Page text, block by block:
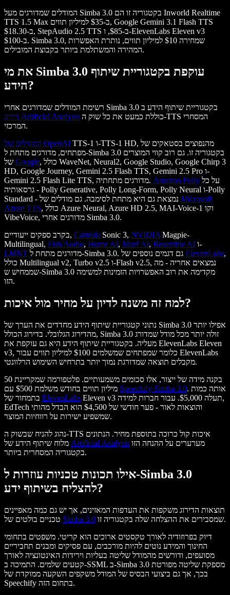
המודלים שמדורגים מעל Simba 3.0 בקטגוריה זו הם Inworld Realtime
TTS 1.5 Max ב-$35 למיליון תווים, Google Gemini 3.1 Flash TTS
ב-$18.30, StepAudio 2.5 TTS ב-$85, ו-ElevenLabs Eleven v3
ב-$100. Simba 3.0, שמחירה $10 למיליון תווים, נותרת האפשרות
המהירה והמשתלמת ביותר בקבוצת המובילים.
את מי Simba 3.0 עוקפת בקטגוריית שיתוף
הידע?
רשימת המודלים שמדורגים אחרי Simba 3.0 בקטגוריית שיתוף הידע ב
דירוג Artificial Analysis
המרכזי.
המודלים של OpenAI TTS-1 ו-TTS-1 HD, מהנפוצים בסטאקים של
מפתחים, מדורגים מתחת ל-Simba 3.0 בקטגוריה זו. גם רוב קווי המוצרים
Google, כולל WaveNet, Neural2, Google Studio, Google Chirp 3
HD, Google Journey, Gemini 2.5 Flash TTS, Gemini 2.5 Pro ו-
Gemini 2.5 Flash Lite TTS, מדורגים מתחתיה. Amazon Polly
גרסאותיה - Polly Generative, Polly Long-Form, Polly Neural ו-Polly
Microsoft
Azure TTS, כולל Azure Neural, Azure HD 2.5, MAI-Voice-1 וקו
VibeVoice, מדורגים אחרי Simba 3.0.
בקרב ספקים ייעודיים, Cartesia Sonic 3, NVIDIA Magpie-
Multilingual, Fish Audio, Hume AI, Murf AI, Resemble AI ו-
LMNT
ElevenLabs,
כולל Multilingual v2, Turbo v2.5 ו-Flash v2.5, נמצאים אחריה - מה
שממחיש ש-Simba 3.0 מקדימה את רוב האפשרויות הזמינות למשימה
הזו.
למה זה משנה לדיון על מחיר מול איכות?
נתוני קטגוריית שיתוף הידע מחדדים את הערך של Simba 3.0 אפילו יותר
מהדירוג הגלובלי. בדירוג הכולל, Simba 3.0 זולה יותר מכל מודל שמדורג
מעליה. בקטגוריית שיתוף הידע היא גם עוקפת את ElevenLabs Eleven
v3, כלומר שמפתחים שמשלמים $100 למיליון תווים עבור ElevenLabs
מקבלים תוצאה שמדורגת נמוך יותר בתרחיש השימוש הרלוונטי.
בקנה מידה של ייצור, אלו סכומים משמעותיים. פלטפורמה שמקריינת 50
Speechify Simba 3.0. אותה כמות
ElevenLabs Eleven v3 תעלה $5,000. עבור חברות למידה,
EdTech והוצאות לאור - פער חודשי של $4,500 הוא הבדל מהותי
שמשפיע ישירות על רווחיות המוצר.
נהוג להניח שבשוק ה-TTS איכות קול כרוכה בתוספת מחיר. הנתונים
Artificial Analysis
בקטגוריה המסחרית ביותר.
אילו תכונות טכניות עוזרות ל-Simba 3.0
להצליח בשיתוף ידע?
תוצאות הדירוג משקפות את העדפות המאזינים, אך יש גם כמה מאפיינים
Simba 3.0
שמסבירים את ההצלחה שלה בקטגוריה זו.
דיוק בפרוזודיה לאורך טקסטים ארוכים הוא קריטי. משפטים בתחומי
החינוך והמידע נוטים להיות מורכבים, עם פסיקים ומבנים תחביריים
מסועפים, ודורשים מהמודל שליטה בעליות וירידות האינטונציה לאורך
קטעים שלמים. התמיכה ב-SSML ב-Simba 3.0 מספקת שליטה מפורטת
בכך, אך גם ביצועי הבסיס של המודל משקפים השקעה ממוקדת של
Speechify בתחום הזה.